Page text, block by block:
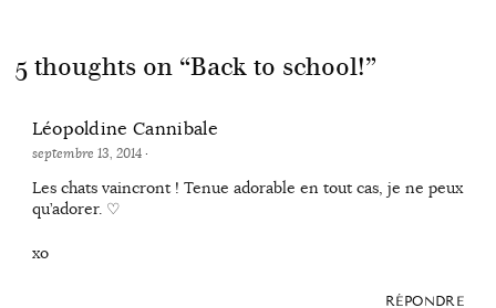
5 thoughts on “Back to school!”
Léopoldine Cannibale
septembre 13, 2014·
Les chats vaincront ! Tenue adorable en tout cas, je ne peux
qu’adorer. ♡
xo
RÉPONDRE